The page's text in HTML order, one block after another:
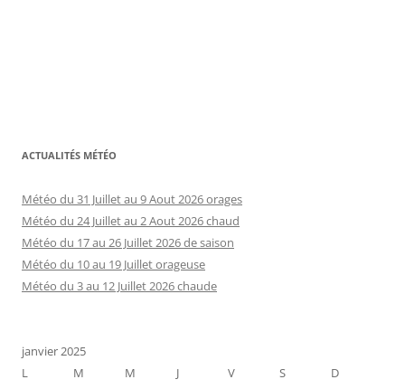
ACTUALITÉS MÉTÉO
Météo du 31 Juillet au 9 Aout 2026 orages
Météo du 24 Juillet au 2 Aout 2026 chaud
Météo du 17 au 26 Juillet 2026 de saison
Météo du 10 au 19 Juillet orageuse
Météo du 3 au 12 Juillet 2026 chaude
janvier 2025
L
M M J V S
D